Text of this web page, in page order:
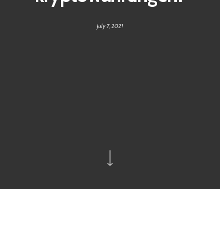
July 7, 2021